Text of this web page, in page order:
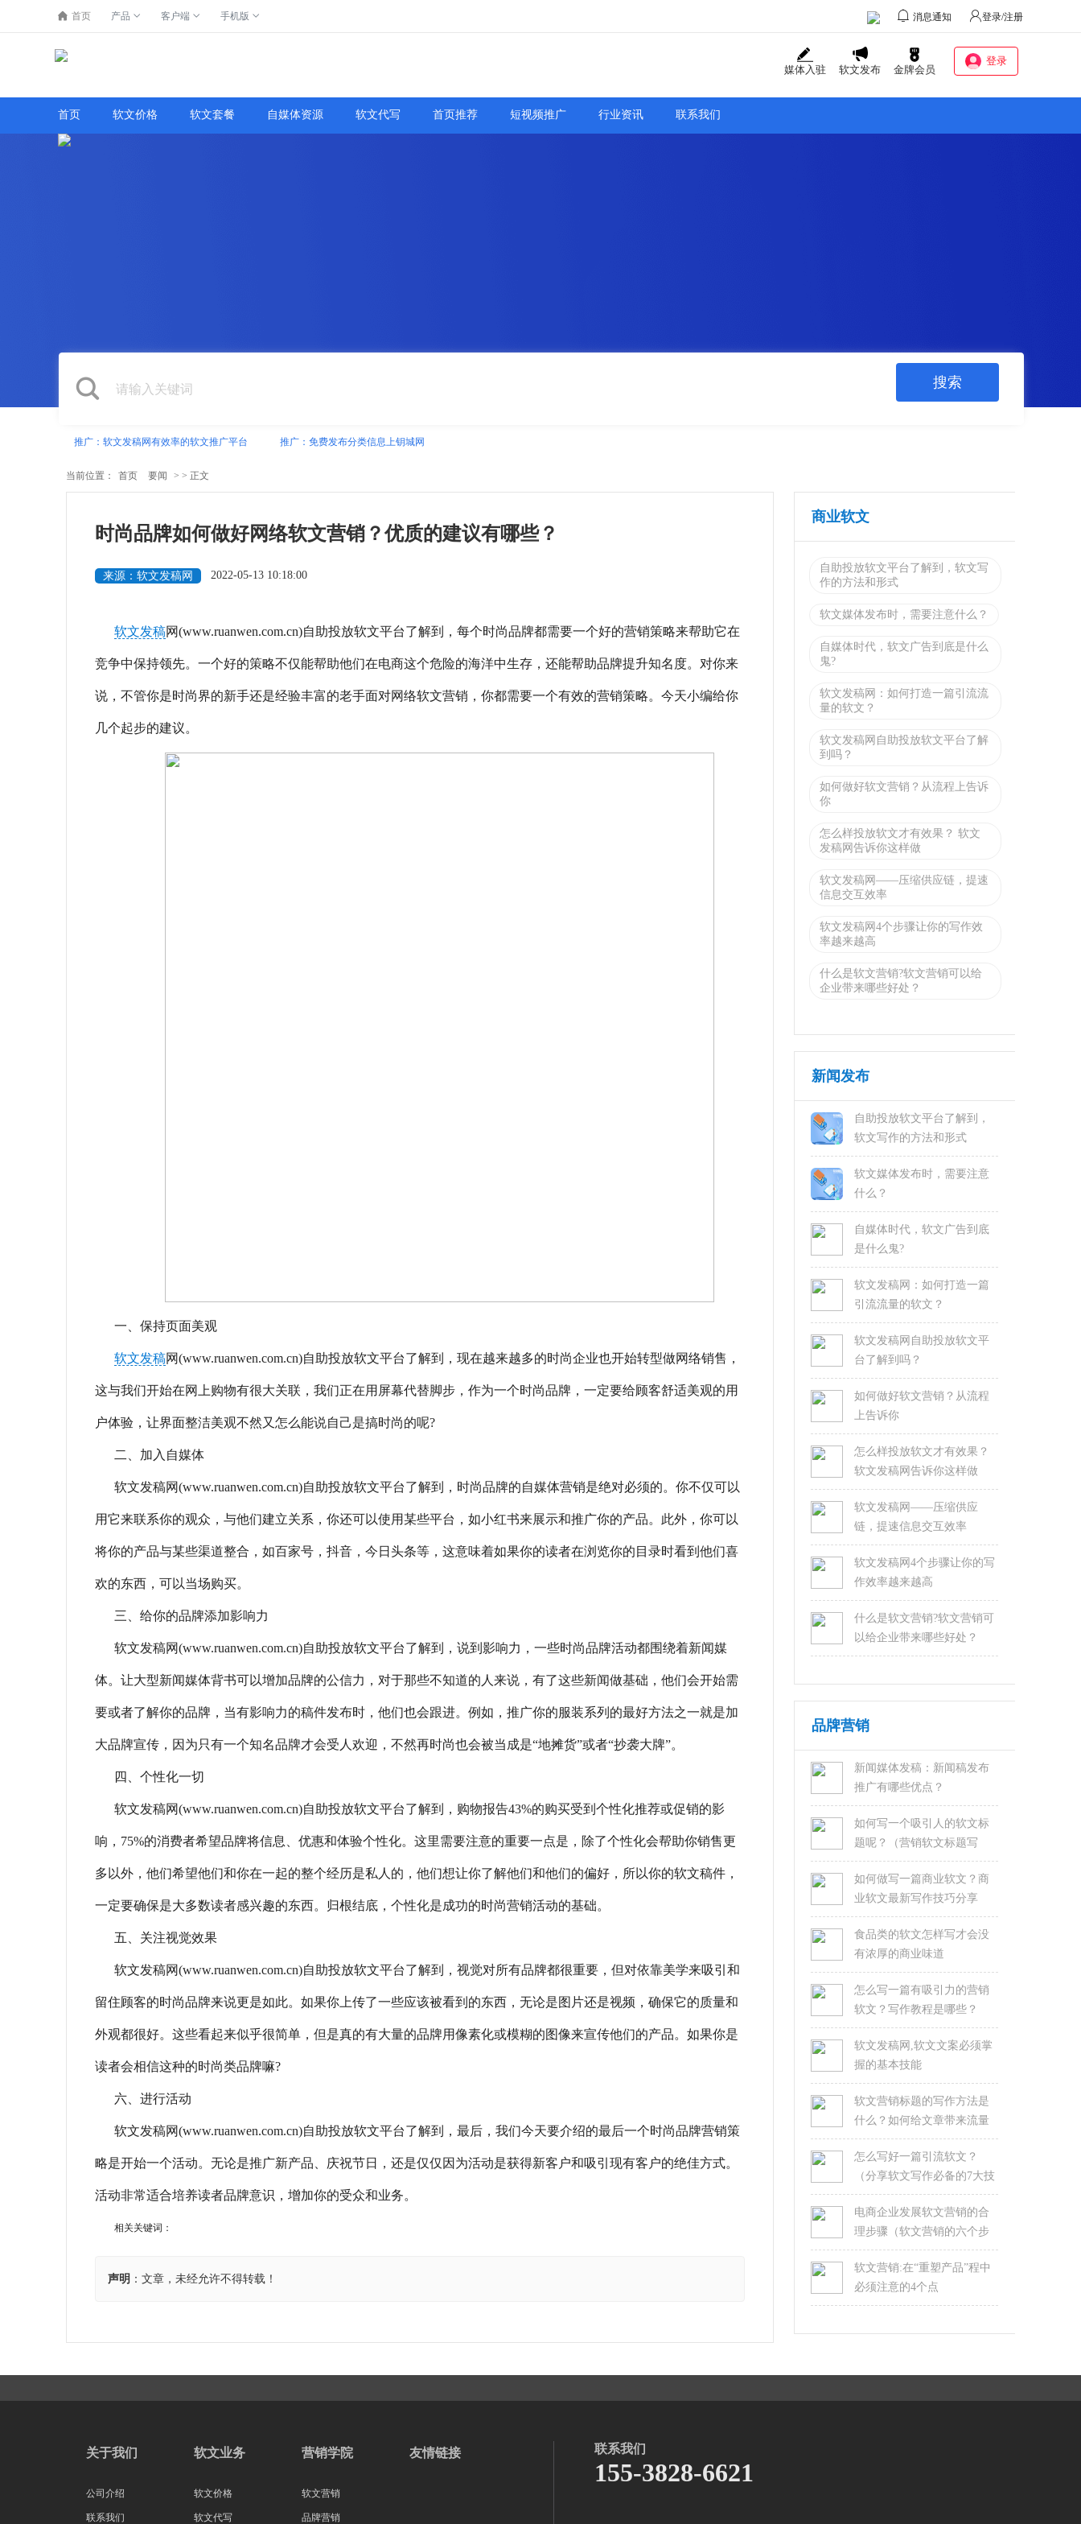
首页 产品 客户端 手机版 消息通知 登录/注册
媒体入驻 软文发布 金牌会员
登录
首页 软文价格 软文套餐 自媒体资源 软文代写 首页推荐 短视频推广 行业资讯 联系我们
推广：软文发稿网有效率的软文推广平台 推广：免费发布分类信息上钥城网
当前位置： 首页 要闻 > > 正文
时尚品牌如何做好网络软文营销？优质的建议有哪些？
来源：软文发稿网 2022-05-13 10:18:00
软文发稿网(www.ruanwen.com.cn)自助投放软文平台了解到，每个时尚品牌都需要一个好的营销策略来帮助它在
竞争中保持领先。一个好的策略不仅能帮助他们在电商这个危险的海洋中生存，还能帮助品牌提升知名度。对你来
说，不管你是时尚界的新手还是经验丰富的老手面对网络软文营销，你都需要一个有效的营销策略。今天小编给你
几个起步的建议。
一、保持页面美观
软文发稿网(www.ruanwen.com.cn)自助投放软文平台了解到，现在越来越多的时尚企业也开始转型做网络销售，
这与我们开始在网上购物有很大关联，我们正在用屏幕代替脚步，作为一个时尚品牌，一定要给顾客舒适美观的用
户体验，让界面整洁美观不然又怎么能说自己是搞时尚的呢?
二、加入自媒体
软文发稿网(www.ruanwen.com.cn)自助投放软文平台了解到，时尚品牌的自媒体营销是绝对必须的。你不仅可以
用它来联系你的观众，与他们建立关系，你还可以使用某些平台，如小红书来展示和推广你的产品。此外，你可以
将你的产品与某些渠道整合，如百家号，抖音，今日头条等，这意味着如果你的读者在浏览你的目录时看到他们喜
欢的东西，可以当场购买。
三、给你的品牌添加影响力
软文发稿网(www.ruanwen.com.cn)自助投放软文平台了解到，说到影响力，一些时尚品牌活动都围绕着新闻媒
体。让大型新闻媒体背书可以增加品牌的公信力，对于那些不知道的人来说，有了这些新闻做基础，他们会开始需
要或者了解你的品牌，当有影响力的稿件发布时，他们也会跟进。例如，推广你的服装系列的最好方法之一就是加
大品牌宣传，因为只有一个知名品牌才会受人欢迎，不然再时尚也会被当成是“地摊货”或者“抄袭大牌”。
四、个性化一切
软文发稿网(www.ruanwen.com.cn)自助投放软文平台了解到，购物报告43%的购买受到个性化推荐或促销的影
响，75%的消费者希望品牌将信息、优惠和体验个性化。这里需要注意的重要一点是，除了个性化会帮助你销售更
多以外，他们希望他们和你在一起的整个经历是私人的，他们想让你了解他们和他们的偏好，所以你的软文稿件，
一定要确保是大多数读者感兴趣的东西。归根结底，个性化是成功的时尚营销活动的基础。
五、关注视觉效果
软文发稿网(www.ruanwen.com.cn)自助投放软文平台了解到，视觉对所有品牌都很重要，但对依靠美学来吸引和
留住顾客的时尚品牌来说更是如此。如果你上传了一些应该被看到的东西，无论是图片还是视频，确保它的质量和
外观都很好。这些看起来似乎很简单，但是真的有大量的品牌用像素化或模糊的图像来宣传他们的产品。如果你是
读者会相信这种的时尚类品牌嘛?
六、进行活动
软文发稿网(www.ruanwen.com.cn)自助投放软文平台了解到，最后，我们今天要介绍的最后一个时尚品牌营销策
略是开始一个活动。无论是推广新产品、庆祝节日，还是仅仅因为活动是获得新客户和吸引现有客户的绝佳方式。
活动非常适合培养读者品牌意识，增加你的受众和业务。
相关关键词：
声明 ：文章，未经允许不得转载！
商业软文
自助投放软文平台了解到，软文写
作的方法和形式
软文媒体发布时，需要注意什么？
自媒体时代，软文广告到底是什么
鬼?
软文发稿网：如何打造一篇引流流
量的软文？
软文发稿网自助投放软文平台了解
到吗？
如何做好软文营销？从流程上告诉
你
怎么样投放软文才有效果？ 软文
发稿网告诉你这样做
软文发稿网——压缩供应链，提速
信息交互效率
软文发稿网4个步骤让你的写作效
率越来越高
什么是软文营销?软文营销可以给
企业带来哪些好处？
新闻发布
自助投放软文平台了解到，
软文写作的方法和形式
软文媒体发布时，需要注意
什么？
自媒体时代，软文广告到底
是什么鬼?
软文发稿网：如何打造一篇
引流流量的软文？
软文发稿网自助投放软文平
台了解到吗？
如何做好软文营销？从流程
上告诉你
怎么样投放软文才有效果？
软文发稿网告诉你这样做
软文发稿网——压缩供应
链，提速信息交互效率
软文发稿网4个步骤让你的写
作效率越来越高
什么是软文营销?软文营销可
以给企业带来哪些好处？
品牌营销
新闻媒体发稿：新闻稿发布
推广有哪些优点？
如何写一个吸引人的软文标
题呢？（营销软文标题写
作）
如何做写一篇商业软文？商
业软文最新写作技巧分享
食品类的软文怎样写才会没
有浓厚的商业味道
怎么写一篇有吸引力的营销
软文？写作教程是哪些？
软文发稿网,软文文案必须掌
握的基本技能
软文营销标题的写作方法是
什么？如何给文章带来流量
怎么写好一篇引流软文？
（分享软文写作必备的7大技
巧）
电商企业发展软文营销的合
理步骤（软文营销的六个步
骤）
软文营销:在“重塑产品”程中
必须注意的4个点
关于我们
公司介绍
联系我们
软文业务
软文价格
软文代写
营销学院
软文营销
品牌营销
友情链接 联系我们
155-3828-6621